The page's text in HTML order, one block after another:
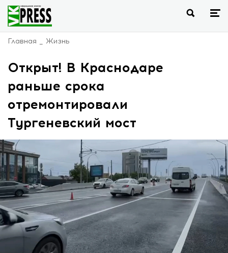
Главная Жизнь
Открыт! В Краснодаре
раньше срока
отремонтировали
Тургеневский мост